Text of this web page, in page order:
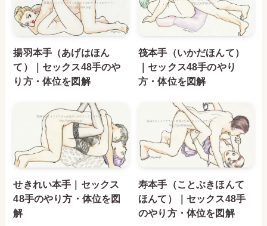
揚羽本手（あげはほん
て）｜セックス48手のや
り方・体位を図解
筏本手（いかだほんて）
｜セックス48手のやり
方・体位を図解
せきれい本手｜セックス
48手のやり方・体位を図
解
寿本手（ことぶきほんて
ほんて）｜セックス48手
のやり方・体位を図解